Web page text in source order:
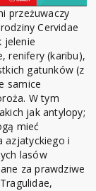
przeżuwaczy
Cervidae
jelenie
renifery (karibu),
gatunków (z
samice
W tym
jak antylopy;
mieć
azjatyckiego i
lasów
za prawdziwe